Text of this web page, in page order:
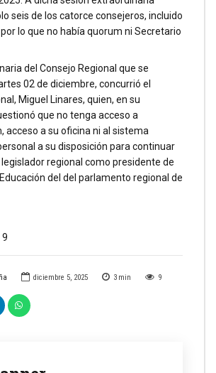
diciembre 5, 2025 3 min 9
seis de los catorce consejeros, incluido
lo que no había quorum ni Secretario
del Consejo Regional que se
02 de diciembre, concurrió el
Miguel Linares, quien, en su
que no tenga acceso a
acceso a su oficina ni al sistema
a su disposición para continuar
regional como presidente de
del del parlamento regional de
9